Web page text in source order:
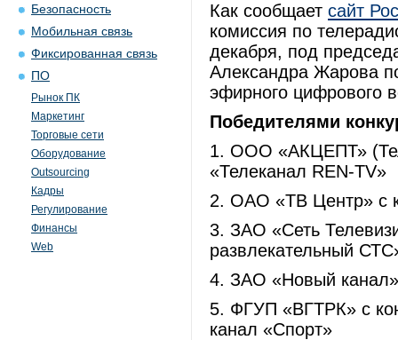
Безопасность
Мобильная связь
Фиксированная связь
ПО
Рынок ПК
Маркетинг
Торговые сети
Оборудование
Outsourcing
Кадры
Регулирование
Финансы
Web
Как сообщает сайт
комиссия по
декабря, под
Александра Жарова
эфирного цифрового
Победителями
1. ООО «АКЦЕПТ»
«Телеканал REN-TV»
2. ОАО «ТВ Центр» с
3. ЗАО «Сеть
развлекательный
4. ЗАО «Новый
5. ФГУП «ВГТРК» с
канал «Спорт»